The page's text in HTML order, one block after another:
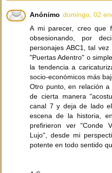
Anónimo domingo, 02
A mi parecer, creo que
obsesionando, por
personajes ABC1, tal
"Puertas Adentro" o
la tendencia a
socio-económicos más
Otro punto, en relación
de cierta manera
canal 7 y deja de lado
escena de la historia,
prefirieron ver "Conde
Lujo", desde mi
potente en todo sentido